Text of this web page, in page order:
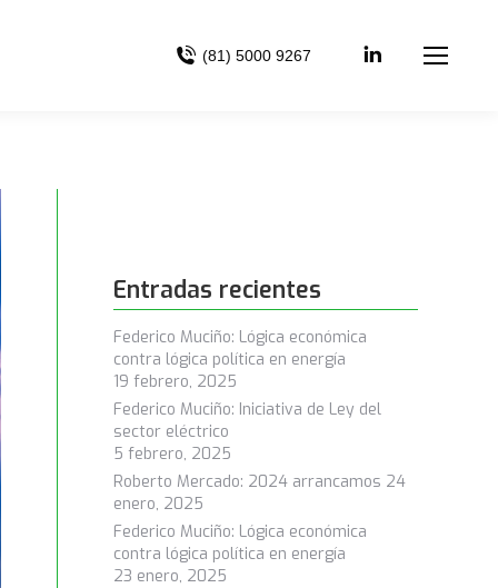
(81) 5000 9267
Entradas recientes
Federico Muciño: Lógica económica
contra lógica política en energía
19 febrero, 2025
Federico Muciño: Iniciativa de Ley del
sector eléctrico
5 febrero, 2025
Roberto Mercado: 2024 arrancamos 24
enero, 2025
Federico Muciño: Lógica económica
contra lógica política en energía
23 enero, 2025